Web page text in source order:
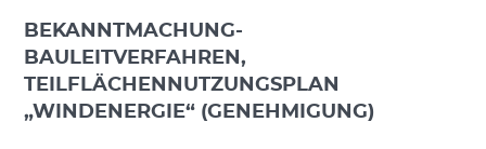
BEKANNTMACHUNG-
BAULEITVERFAHREN,
TEILFLÄCHENNUTZUNGSPLAN
„WINDENERGIE“ (GENEHMIGUNG)